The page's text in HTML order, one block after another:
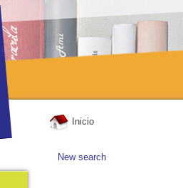
Inicio
New search